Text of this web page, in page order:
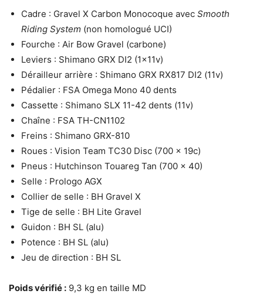
Cadre : Gravel X Carbon Monocoque avec Smooth
Riding System (non homologué UCI)
Fourche : Air Bow Gravel (carbone)
Leviers : Shimano GRX DI2 (1x11v)
Dérailleur arrière : Shimano GRX RX817 DI2 (11v)
Pédalier : FSA Omega Mono 40 dents
Cassette : Shimano SLX 11-42 dents (11v)
Chaîne : FSA TH-CN1102
Freins : Shimano GRX-810
Roues : Vision Team TC30 Disc (700 x 19c)
Pneus : Hutchinson Touareg Tan (700 x 40)
Selle : Prologo AGX
Collier de selle : BH Gravel X
Tige de selle : BH Lite Gravel
Guidon : BH SL (alu)
Potence : BH SL (alu)
Jeu de direction : BH SL
Poids vérifié : 9,3 kg en taille MD